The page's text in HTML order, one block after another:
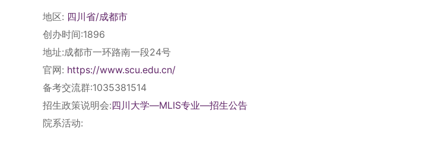
地区: 四川省/成都市
创办时间:1896
地址:成都市一环路南一段24号
官网: https://www.scu.edu.cn/
备考交流群:1035381514
招生政策说明会:四川大学—MLIS专业—招生公告
院系活动: